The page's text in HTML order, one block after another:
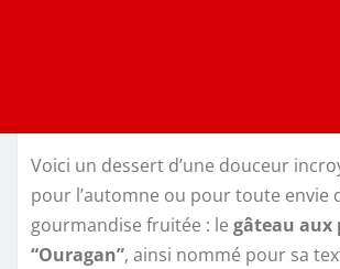
Voici un dessert d’une douceur
pour l’automne ou pour toute envie
gourmandise fruitée : le gâteau aux
“Ouragan”, ainsi nommé pour sa